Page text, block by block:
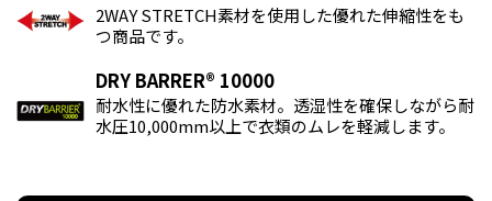
2WAY STRETCH素材を使用した優れた伸縮性をも
つ商品です。
DRY BARRER® 10000
耐水性に優れた防水素材。透湿性を確保しながら耐
水圧10,000mm以上で衣類のムレを軽減します。